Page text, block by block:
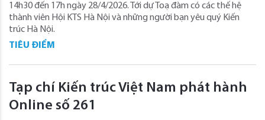
14h30 đến 17h ngày 28/4/2026. Tới dự Toạ đàm có các thế hệ
thành viên Hội KTS Hà Nội và những người bạn yêu quý Kiến
trúc Hà Nội.
TIÊU ĐIỂM
Tạp chí Kiến trúc Việt Nam phát hành
Online số 261